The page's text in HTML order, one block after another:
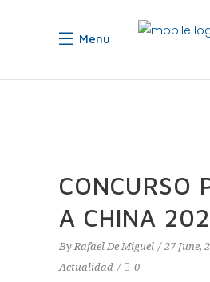
Menu
CONCURSO
A CHINA
By Rafael De Miguel
27 June,
Actualidad
0